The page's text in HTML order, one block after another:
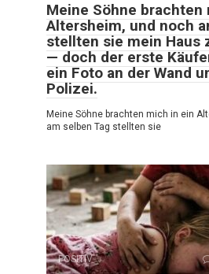
Meine Söhne brachten
Altersheim, und noch
stellten sie mein Haus
— doch der erste
ein Foto an der Wand
Polizei.
Meine Söhne brachten mich in ein
am selben Tag stellten sie
POSITIV